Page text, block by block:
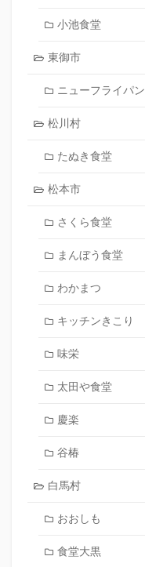
小池食堂
東御市
ニューフライパン
松川村
たぬき食堂
松本市
さくら食堂
まんぼう食堂
わかまつ
キッチンきこり
味栄
太田や食堂
慶楽
谷椿
白馬村
おおしも
食堂大黒